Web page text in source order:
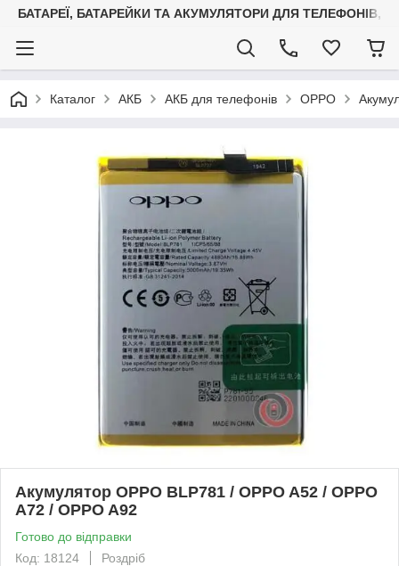
БАТАРЕЇ, БАТАРЕЙКИ ТА АКУМУЛЯТОРИ ДЛЯ ТЕЛЕФОНІВ,
Каталог АКБ АКБ для телефонів OPPO
Акумулятор OPPO BLP781 / OPPO A52 / OPPO
A72 / OPPO A92
Готово до відправки
Код: 18124
Роздріб